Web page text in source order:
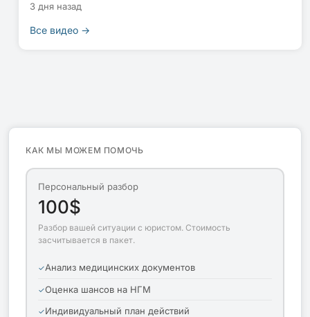
3 дня назад
Все видео →
КАК МЫ МОЖЕМ ПОМОЧЬ
Персональный разбор
100$
Разбор вашей ситуации с юристом. Стоимость
засчитывается в пакет.
Анализ медицинских документов
Оценка шансов на НГМ
Индивидуальный план действий